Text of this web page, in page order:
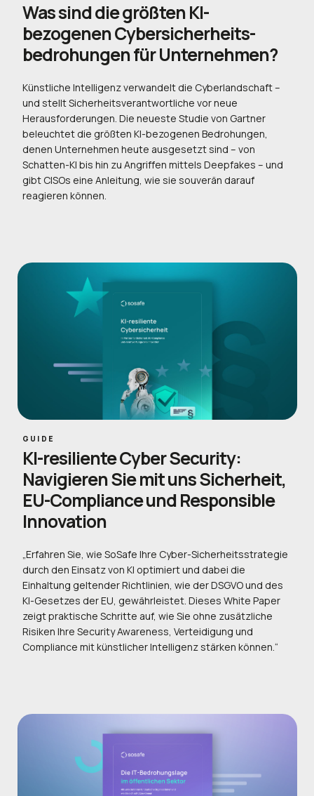
Was sind die größten KI-
bezogenen Cybersicherheits-
bedrohungen für Unternehmen?
Künstliche Intelligenz verwandelt die Cyberlandschaft –
und stellt Sicherheitsverantwortliche vor neue
Herausforderungen. Die neueste Studie von Gartner
beleuchtet die größten KI-bezogenen Bedrohungen,
denen Unternehmen heute ausgesetzt sind – von
Schatten-KI bis hin zu Angriffen mittels Deepfakes – und
gibt CISOs eine Anleitung, wie sie souverän darauf
reagieren können.
GUIDE
KI-resiliente Cyber Security:
Navigieren Sie mit uns Sicherheit,
EU-Compliance und Responsible
Innovation
„Erfahren Sie, wie SoSafe Ihre Cyber-Sicherheitsstrategie
durch den Einsatz von KI optimiert und dabei die
Einhaltung geltender Richtlinien, wie der DSGVO und des
KI-Gesetzes der EU, gewährleistet. Dieses White Paper
zeigt praktische Schritte auf, wie Sie ohne zusätzliche
Risiken Ihre Security Awareness, Verteidigung und
Compliance mit künstlicher Intelligenz stärken können.“